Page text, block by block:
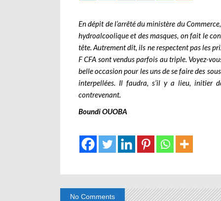
En dépit de l’arrêté du ministère du
hydroalcoolique et des masques, on fait le
tête. Autrement dit, ils ne respectent pas les
F CFA sont vendus parfois au triple. Voyez-
belle occasion pour les uns de se faire des
interpellées. Il faudra, s’il y a lieu, initier
contrevenant.
Boundi OUOBA
No Comments